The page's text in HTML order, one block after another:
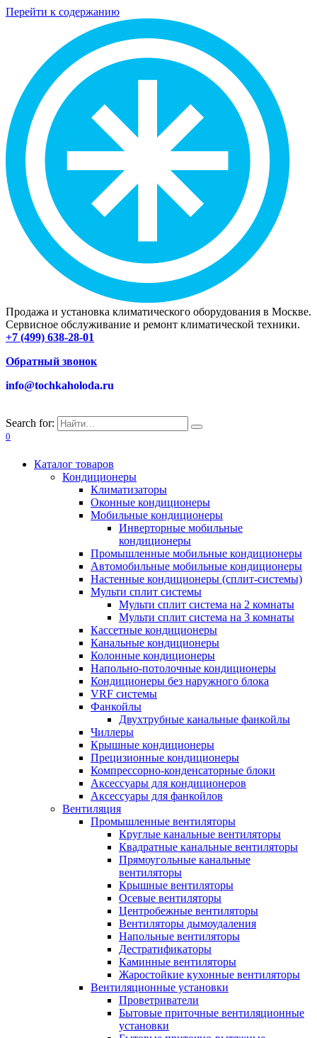
Перейти к содержанию
Продажа и установка климатического оборудования в Москве.
Сервисное обслуживание и ремонт климатической техники.
+7 (499) 638-28-01
Обратный звонок
info@tochkaholoda.ru
Search for:
0
Каталог товаров
Кондиционеры
Климатизаторы
Оконные кондиционеры
Мобильные кондиционеры
Инверторные мобильные
кондиционеры
Промышленные мобильные кондиционеры
Автомобильные мобильные кондиционеры
Настенные кондиционеры (сплит-системы)
Мульти сплит системы
Мульти сплит система на 2 комнаты
Мульти сплит система на 3 комнаты
Кассетные кондиционеры
Канальные кондиционеры
Колонные кондиционеры
Напольно-потолочные кондиционеры
Кондиционеры без наружного блока
VRF системы
Фанкойлы
Двухтрубные канальные фанкойлы
Чиллеры
Крышные кондиционеры
Прецизионные кондиционеры
Компрессорно-конденсаторные блоки
Аксессуары для кондиционеров
Аксессуары для фанкойлов
Вентиляция
Промышленные вентиляторы
Круглые канальные вентиляторы
Квадратные канальные вентиляторы
Прямоугольные канальные
вентиляторы
Крышные вентиляторы
Осевые вентиляторы
Центробежные вентиляторы
Вентиляторы дымоудаления
Напольные вентиляторы
Дестратификаторы
Каминные вентиляторы
Жаростойкие кухонные вентиляторы
Вентиляционные установки
Проветриватели
Бытовые приточные вентиляционные
установки